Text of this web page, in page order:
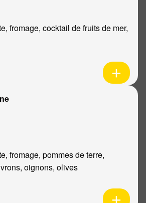
fromage, cocktail de fruits de mer,
fromage, pommes de terre,
oignons, olives